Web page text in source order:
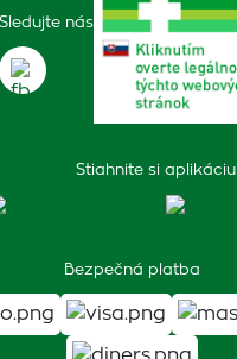
Sledujte nás
Stiahnite si aplikáciu
Bezpečná platba